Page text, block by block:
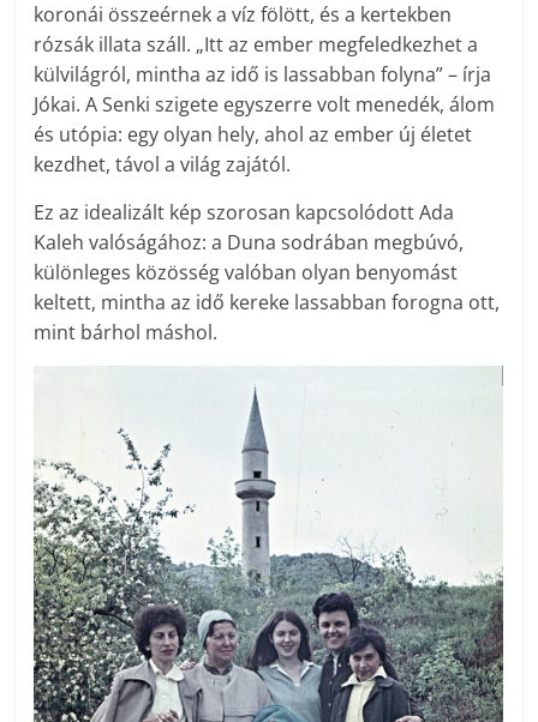
koronái összeérnek a víz fölött, és a kertekben
rózsák illata száll. „Itt az ember megfeledkezhet a
külvilágról, mintha az idő is lassabban folyna” – írja
Jókai. A Senki szigete egyszerre volt menedék, álom
és utópia: egy olyan hely, ahol az ember új életet
kezdhet, távol a világ zajától.
Ez az idealizált kép szorosan kapcsolódott Ada
Kaleh valóságához: a Duna sodrában megbúvó,
különleges közösség valóban olyan benyomást
keltett, mintha az idő kereke lassabban forogna ott,
mint bárhol máshol.